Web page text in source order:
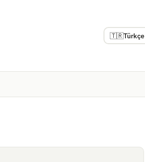
🇹🇷Türkçe